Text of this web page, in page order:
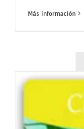
Más información